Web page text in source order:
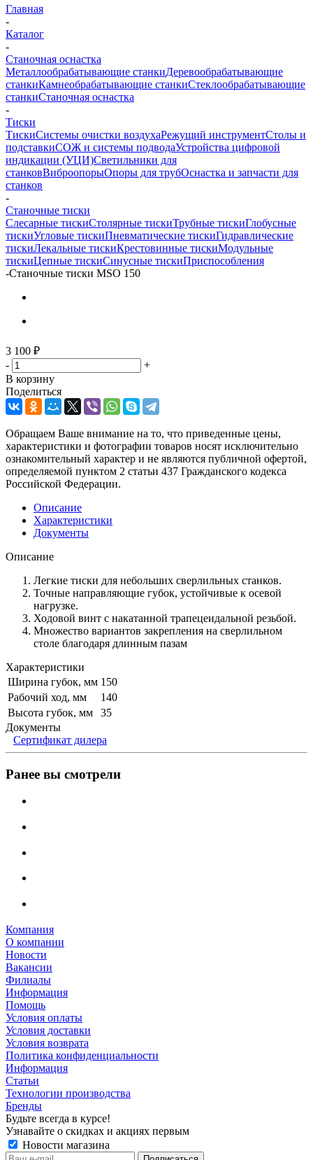
Главная
-
Каталог
-
Станочная оснастка
Металлообрабатывающие станкиДеревообрабатывающие
станкиКамнеобрабатывающие станкиСтеклообрабатывающие
станкиСтаночная оснастка
-
Тиски
ТискиСистемы очистки воздухаРежущий инструментСтолы и
подставкиСОЖ и системы подводаУстройства цифровой
индикации (УЦИ)Светильники для
станковВиброопорыОпоры для трубОснастка и запчасти для
станков
-
Станочные тиски
Слесарные тискиСтолярные тискиТрубные тискиГлобусные
тискиУгловые тискиПневматические тискиГидравлические
тискиЛекальные тискиКрестовинные тискиМодульные
тискиЦепные тискиСинусные тискиПриспособления
-Станочные тиски MSO 150
3 100 ₽
-
+
В корзину
Поделиться
Обращаем Ваше внимание на то, что приведенные цены,
характеристики и фотографии товаров носят исключительно
ознакомительный характер и не являются публичной офертой,
определяемой пунктом 2 статьи 437 Гражданского кодекса
Российской Федерации.
Описание
Характеристики
Документы
Описание
Легкие тиски для небольших сверлильных станков.
Точные направляющие губок, устойчивые к осевой
нагрузке.
Ходовой винт с накатанной трапецеидальной резьбой.
Множество вариантов закрепления на сверлильном
столе благодаря длинным пазам
Характеристики
Ширина губок, мм 150
Рабочий ход, мм
140
Высота губок, мм
35
Документы
Сертификат дилера
Ранее вы смотрели
Компания
О компании
Новости
Вакансии
Филиалы
Информация
Помощь
Условия оплаты
Условия доставки
Условия возврата
Политика конфиденциальности
Информация
Статьи
Технологии производства
Бренды
Будьте всегда в курсе!
Узнавайте о скидках и акциях первым
Новости магазина